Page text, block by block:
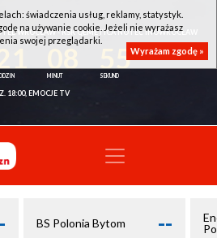
WROCŁAW - KSK QEMETICA NOTEĆ INOWROCŁAW
55
18:00, EMOCJE TV
BS Polonia Bytom --
świadczenia usług, reklamy, statystyk.
na używanie cookie. Jeżeli nie wyrażasz
swojej przeglądarki.
Wyrażam zgodę »